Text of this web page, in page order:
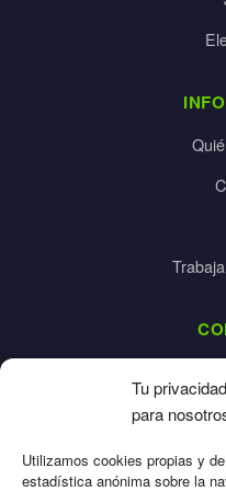
Tu
para
Utilizamos cookies propias y
estadística anónima sobre la